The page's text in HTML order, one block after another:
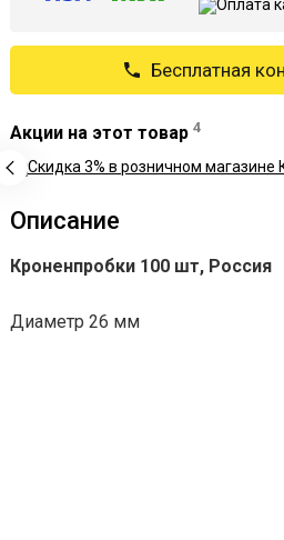
Бесплатная
Акции на этот товар 4
Описание
Кроненпробки 100 шт, Россия
Диаметр 26 мм